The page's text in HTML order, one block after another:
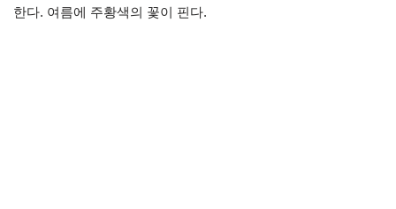
한다. 여름에 주황색의 꽃이 핀다.